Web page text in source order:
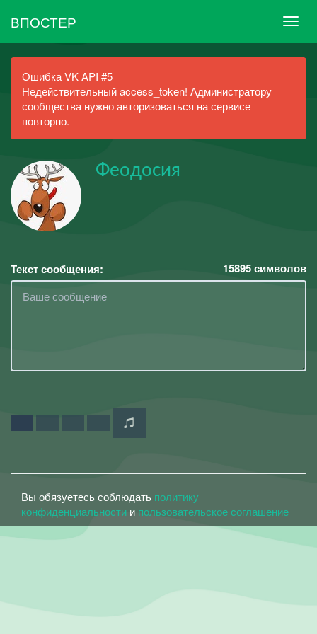
ВПОСТЕР
Ошибка VK API #5
Недействительный access_token! Администратору
сообщества нужно авторизоваться на сервисе
повторно.
Феодосия
Текст сообщения: 15895символов
Вы обязуетесь соблюдать политику
конфиденциальности и пользовательское соглашение